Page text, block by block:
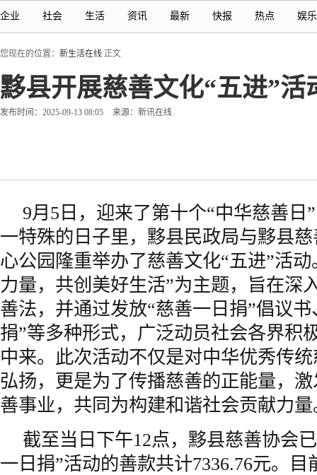
企业 社会 生活 资讯 最新 快报 热点 娱乐
您现在的位置： 新生活在线 正文
黟县开展慈善文化“五进”
发布时间：2025-09-13 08:05 来源：新讯在线
9月5日，迎来了第十个“中华慈善日
一特殊的日子里，黟县民政局与黟县
心公园隆重举办了慈善文化“五进”活
力量，共创美好生活”为主题，旨在深
善法，并通过发放“慈善一日捐”倡议
捐”等多种形式，广泛动员社会各界积
中来。此次活动不仅是对中华优秀传
弘扬，更是为了传播慈善的正能量，
善事业，共同为构建和谐社会贡献力量
截至当日下午12点，黟县慈善协会
一日捐”活动的善款共计7336.76元。目